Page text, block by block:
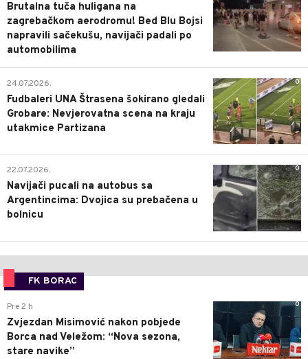
Brutalna tuča huligana na
zagrebačkom aerodromu! Bed Blu Bojsi
napravili sačekušu, navijači padali po
automobilima
0
24.07.2026.
Fudbaleri UNA Štrasena šokirano gledali
Grobare: Nevjerovatna scena na kraju
utakmice Partizana
0
22.07.2026.
Navijači pucali na autobus sa
Argentincima: Dvojica su prebačena u
bolnicu
FK BORAC
0
Pre 2 h
Zvjezdan Misimović nakon pobjede
Borca nad Veležom: “Nova sezona,
stare navike”